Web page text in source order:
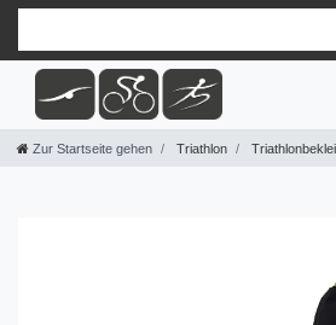
Zur Startseite gehen Triathlon